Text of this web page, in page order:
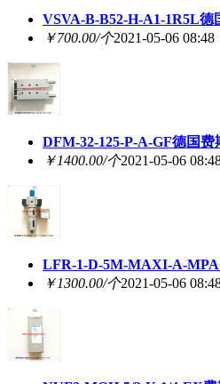
VSVA-B-B52-H-A1-1R5L德
￥700.00/个2021-05-06 08:48
DFM-32-125-P-A-GF德国
￥1400.00/个2021-05-06
LFR-1-D-5M-MAXI-A-MPA
￥1300.00/个2021-05-06